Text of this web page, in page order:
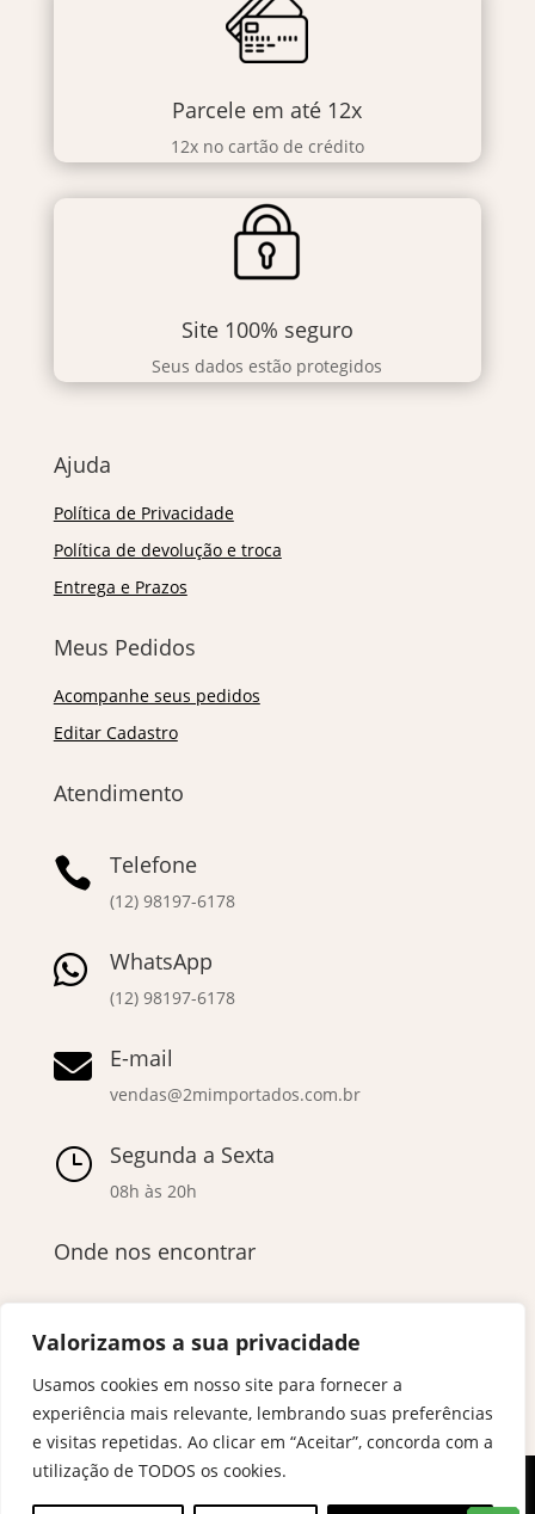
Valorizamos a sua privacidade
Usamos cookies em nosso site para fornecer a
experiência mais relevante, lembrando suas preferências
e visitas repetidas. Ao clicar em “Aceitar”, concorda com a
utilização de TODOS os cookies.
Parcele em até 12x
12x no cartão de crédito
Site 100% seguro
Seus dados estão protegidos
Ajuda
Política de Privacidade
Política de devolução e troca
Entrega e Prazos
Meus Pedidos
Acompanhe seus pedidos
Editar Cadastro
Atendimento
 Telefone
(12) 98197-6178
 WhatsApp
(12) 98197-6178
 E-mail
vendas@2mimportados.com.br
} Segunda a Sexta
08h às 20h
Onde nos encontrar
© Copyright – 2024 2M Importados | Todos Direitos